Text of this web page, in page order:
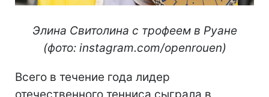
Элина Свитолина с трофеем в Руане
(фото: instagram.com/openrouen)
Всего в течение года лидер
отечественного тенниса сыграла в